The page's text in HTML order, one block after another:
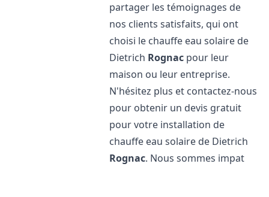
partager les témoignages de
nos clients satisfaits, qui ont
choisi le chauffe eau solaire de
Dietrich Rognac pour leur
maison ou leur entreprise.
N'hésitez plus et contactez-nous
pour obtenir un devis gratuit
pour votre installation de
chauffe eau solaire de Dietrich
Rognac. Nous sommes impat